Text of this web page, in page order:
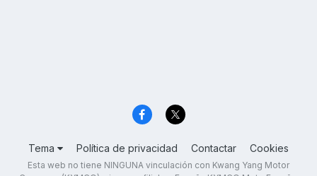
Tema Política de privacidad Contactar Cookies
Esta web no tiene NINGUNA vinculación con Kwang Yang Motor